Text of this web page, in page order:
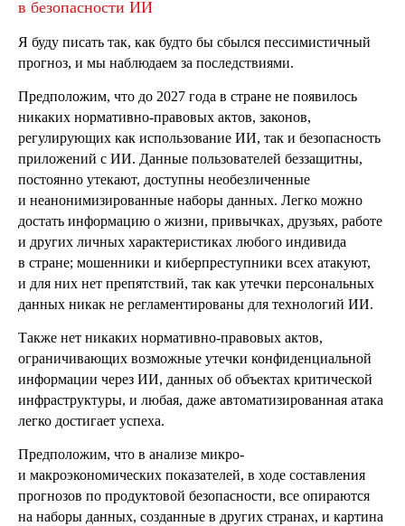
в безопасности ИИ
Я буду писать так, как будто бы сбылся пессимистичный
прогноз, и мы наблюдаем за последствиями.
Предположим, что до 2027 года в стране не появилось
никаких нормативно-правовых актов, законов,
регулирующих как использование ИИ, так и безопасность
приложений с ИИ. Данные пользователей беззащитны,
постоянно утекают, доступны необезличенные
и неанонимизированные наборы данных. Легко можно
достать информацию о жизни, привычках, друзьях, работе
и других личных характеристиках любого индивида
в стране; мошенники и киберпреступники всех атакуют,
и для них нет препятствий, так как утечки персональных
данных никак не регламентированы для технологий ИИ.
Также нет никаких нормативно-правовых актов,
ограничивающих возможные утечки конфиденциальной
информации через ИИ, данных об объектах критической
инфраструктуры, и любая, даже автоматизированная атака
легко достигает успеха.
Предположим, что в анализе микро-
и макроэкономических показателей, в ходе составления
прогнозов по продуктовой безопасности, все опираются
на наборы данных, созданные в других странах, и картина